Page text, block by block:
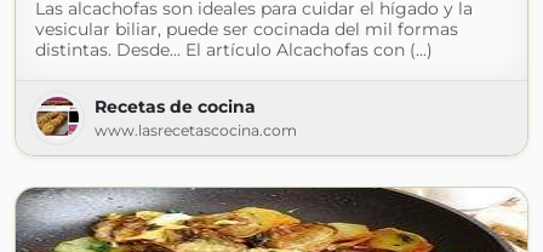
Las alcachofas son ideales para cuidar el hígado y la
vesicular biliar, puede ser cocinada del mil formas
distintas. Desde... El artículo Alcachofas con (...)
Recetas de cocina
www.lasrecetascocina.com